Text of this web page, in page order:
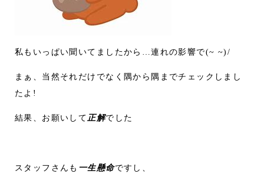
私もいっぱい聞いてましたから…連れの影響で(~ ~)/
まぁ、当然それだけでなく隅から隅までチェックしまし
たよ!
結果、お願いして正解でした
スタッフさんも 一生懸命ですし、